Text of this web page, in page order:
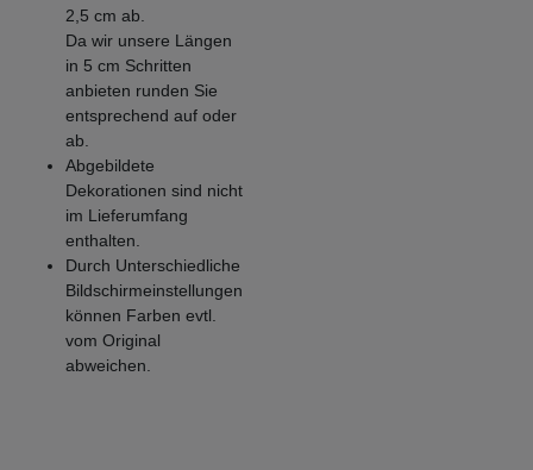
2,5 cm ab.
Da wir unsere Längen
in 5 cm Schritten
anbieten runden Sie
entsprechend auf oder
ab.
Abgebildete
Dekorationen sind nicht
im Lieferumfang
enthalten.
Durch Unterschiedliche
Bildschirmeinstellungen
können Farben evtl.
vom Original
abweichen.